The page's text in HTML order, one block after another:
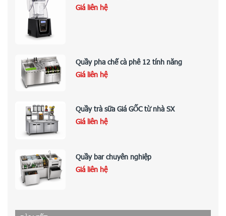
Giá liên hệ
Quầy pha chế cà phê 12 tính năng
Giá liên hệ
Quầy trà sữa Giá GỐC từ nhà SX
Giá liên hệ
Quầy bar chuyên nghiệp
Giá liên hệ